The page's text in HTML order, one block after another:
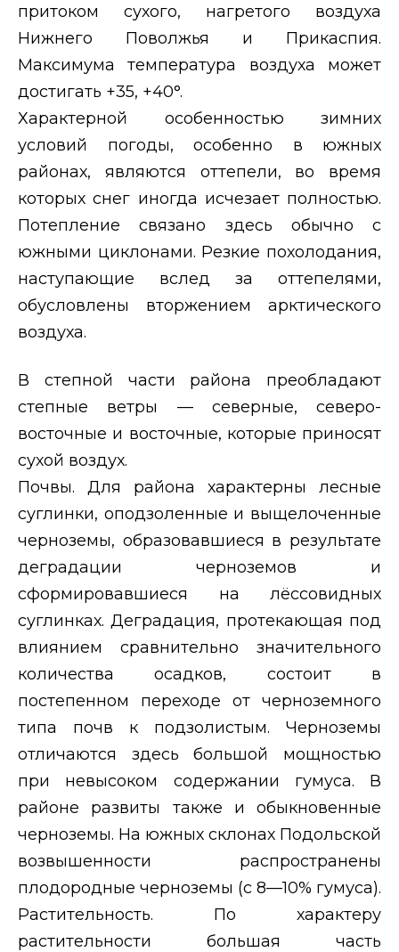
притоком сухого, нагретого воздуха
Нижнего Поволжья и Прикаспия.
Максимума температура воздуха может
достигать +35, +40°.
Характерной особенностью зимних
условий погоды, особенно в южных
районах, являются оттепели, во время
которых снег иногда исчезает полностью.
Потепление связано здесь обычно с
южными циклонами. Резкие похолодания,
наступающие вслед за оттепелями,
обусловлены вторжением арктического
воздуха.
В степной части района преобладают
степные ветры — северные, северо-
восточные и восточные, которые приносят
сухой воздух.
Почвы. Для района характерны лесные
суглинки, оподзоленные и выщелоченные
черноземы, образовавшиеся в результате
деградации черноземов и
сформировавшиеся на лёссовидных
суглинках. Деградация, протекающая под
влиянием сравнительно значительного
количества осадков, состоит в
постепенном переходе от черноземного
типа почв к подзолистым. Черноземы
отличаются здесь большой мощностью
при невысоком содержании гумуса. В
районе развиты также и обыкновенные
черноземы. На южных склонах Подольской
возвышенности распространены
плодородные черноземы (с 8—10% гумуса).
Растительность. По характеру
растительности большая часть